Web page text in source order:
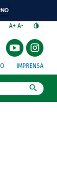
A+ A-
IMPRENSA